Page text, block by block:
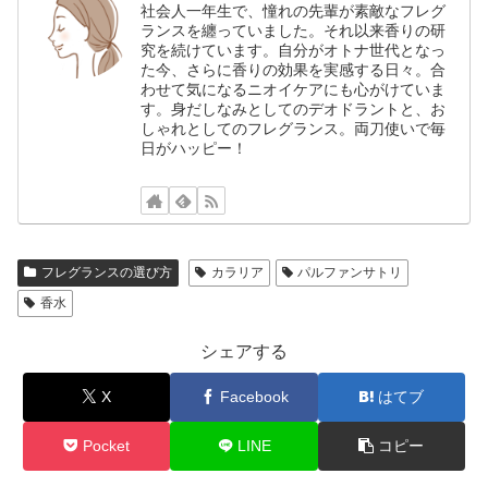
社会人一年生で、憧れの先輩が素敵なフレグ
ランスを纏っていました。それ以来香りの研
究を続けています。自分がオトナ世代となっ
た今、さらに香りの効果を実感する日々。合
わせて気になるニオイケアにも心がけていま
す。身だしなみとしてのデオドラントと、お
しゃれとしてのフレグランス。両刀使いで毎
日がハッピー！
フレグランスの選び方 カラリア
パルファンサトリ
香水
シェアする
X Facebook はてブ
Pocket LINE コピー